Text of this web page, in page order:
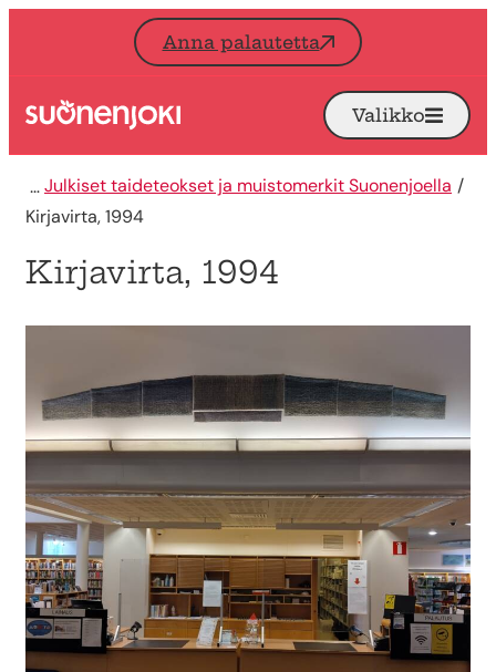
Siirry sisältöön
Anna palautetta
Etusivu Avaa
Valikko
Julkiset taideteokset ja muistomerkit Suonenjoella
Kirjavirta, 1994
Kirjavirta, 1994